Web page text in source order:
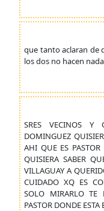
que tanto aclaran de
los dos no hacen
SRES VECINOS Y
DOMINGUEZ
AHI QUE ES
QUISIERA SABER
VILLAGUAY A
CUIDADO XQ ES
SOLO MIRARLO TE
PASTOR DONDE ESTA